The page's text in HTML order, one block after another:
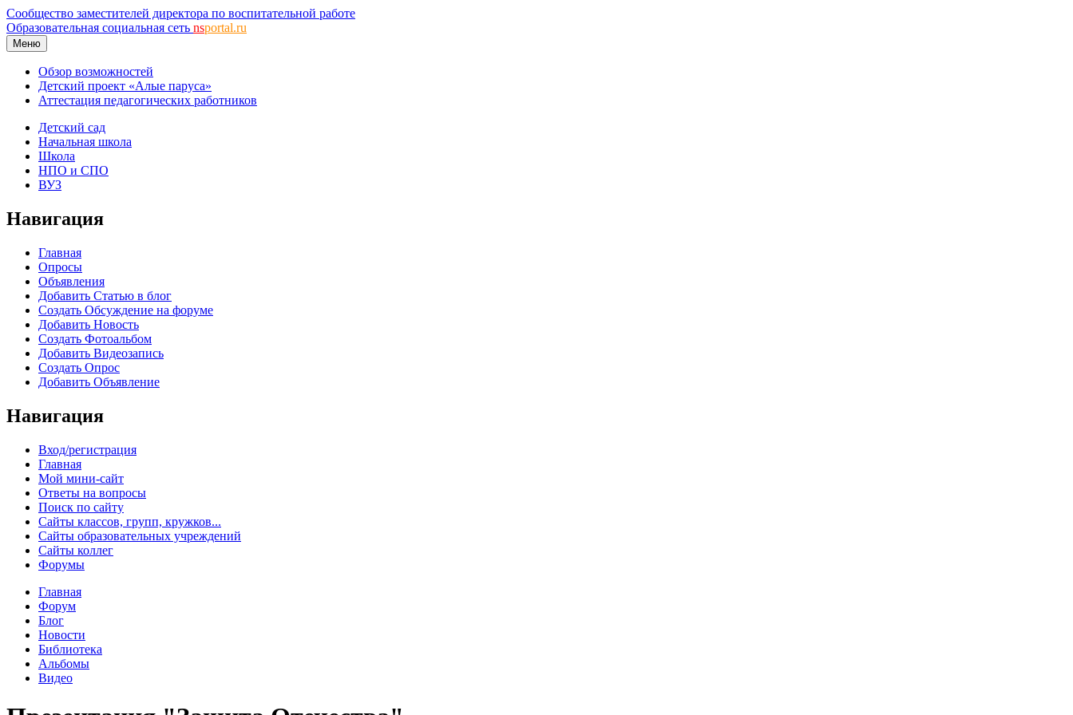
Сообщество заместителей директора по воспитательной работе
Образовательная социальная сеть nsportal.ru
Меню
Обзор возможностей
Детский проект «Алые паруса»
Аттестация педагогических работников
Детский сад
Начальная школа
Школа
НПО и СПО
ВУЗ
Навигация
Главная
Опросы
Объявления
Добавить Статью в блог
Создать Обсуждение на форуме
Добавить Новость
Создать Фотоальбом
Добавить Видеозапись
Создать Опрос
Добавить Объявление
Навигация
Вход/регистрация
Главная
Мой мини-сайт
Ответы на вопросы
Поиск по сайту
Сайты классов, групп, кружков...
Сайты образовательных учреждений
Сайты коллег
Форумы
Главная
Форум
Блог
Новости
Библиотека
Альбомы
Видео